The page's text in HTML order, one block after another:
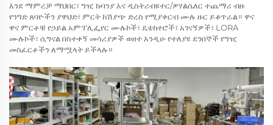
እንደ ማምረቻ ማህበር፣ ግዢ ኩባንያ እና ዲስትሪብዩተር/ዎሃልሴለር ተጨማሪ ብዙ
የንግድ ጸባዮችን ያዋህድ፣ ምርት ከሽያጭ ድረስ የሚያቀርብ ሙሉ ዙር ይቆጥራል። ዋና
ዋና ምርቶቹ የኃይል አምፕሊፌየር ሙሉኮች፣ ዴቴክተሮች፣ አገናኝዎች፣ LORA
ሙሉኮች፣ ሲግናል በስተቀኝ መሳሪያዎች ወዘተ እንዲሁ የተለያዩ ደንበኞች የግዢ
መስፈርቶችን ለማሟላት ይችላሉ።